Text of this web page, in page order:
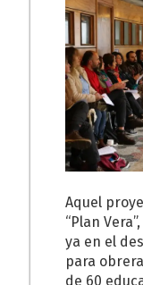
Aquel
“Plan
ya en el
para
de 60